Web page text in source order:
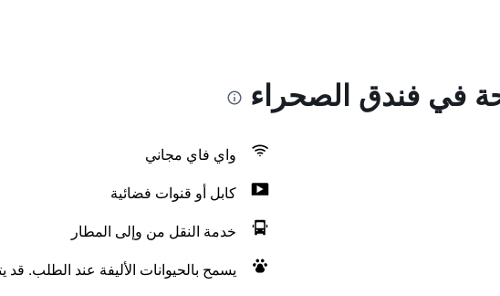
في فندق الصحراء
واي فاي مجاني
كابل أو قنوات فضائية
خدمة النقل من وإلى المطار
يسمح بالحيوانات الأليفة عند الطلب.